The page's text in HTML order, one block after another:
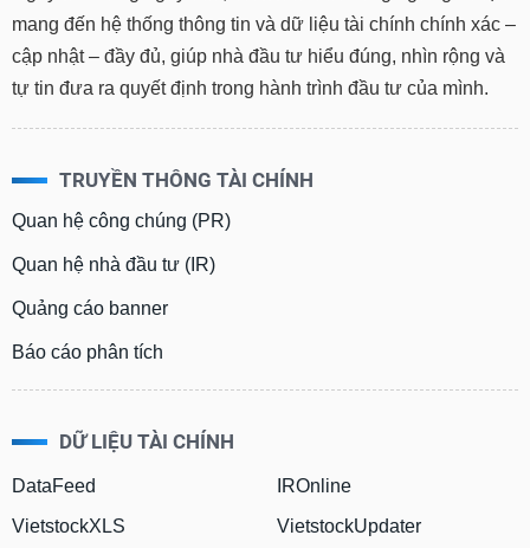
mang đến hệ thống thông tin và dữ liệu tài chính chính xác –
cập nhật – đầy đủ, giúp nhà đầu tư hiểu đúng, nhìn rộng và
tự tin đưa ra quyết định trong hành trình đầu tư của mình.
TRUYỀN THÔNG TÀI CHÍNH
Quan hệ công chúng (PR)
Quan hệ nhà đầu tư (IR)
Quảng cáo banner
Báo cáo phân tích
DỮ LIỆU TÀI CHÍNH
DataFeed
VietstockXLS
IROnline
VietstockUpdater